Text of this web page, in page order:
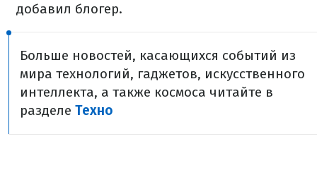
добавил блогер.
Больше новостей, касающихся событий из
мира технологий, гаджетов, искусственного
интеллекта, а также космоса читайте в
разделе Техно